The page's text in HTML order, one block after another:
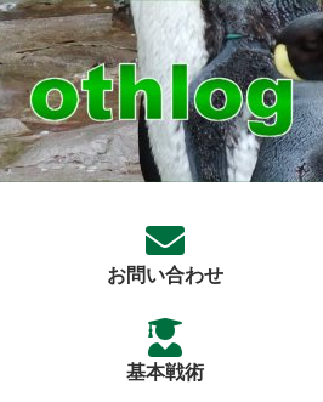
お問い合わせ
基本戦術